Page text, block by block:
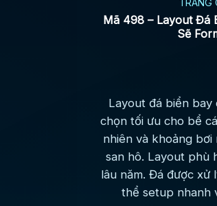
TRANG
Mã 498 – Layout Đá
Sẽ
Layout đá biển bay
chọn tối ưu cho bể
nhiên và khoảng
san hô. Layout phù
lâu năm. Đá được xử
thể setup nhanh